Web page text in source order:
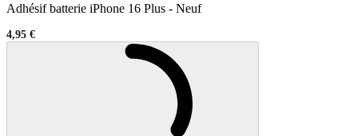
Adhésif batterie iPhone 16 Plus - Neuf
Sale price
4,95 €